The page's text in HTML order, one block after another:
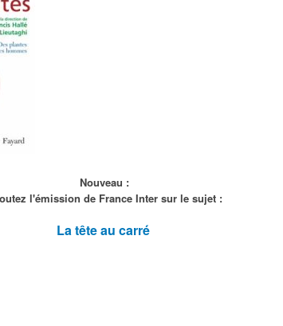
Nouveau :
l'émission de France Inter sur le sujet :
La tête au carré